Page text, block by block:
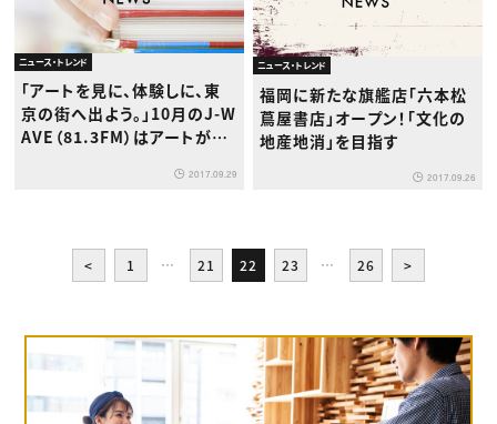
ニュース・トレンド
「アートを見に、体験しに、東
京の街へ出よう。」10月のJ-W
AVE（81.3FM）はアートが満
2017.09.29
ニュース・トレンド
福岡に新たな旗艦店「六本松
蔦屋書店」オープン！「文化の
地産地消」を目指す
2017.09.26
< 1 … 21 22 23 … 26 >